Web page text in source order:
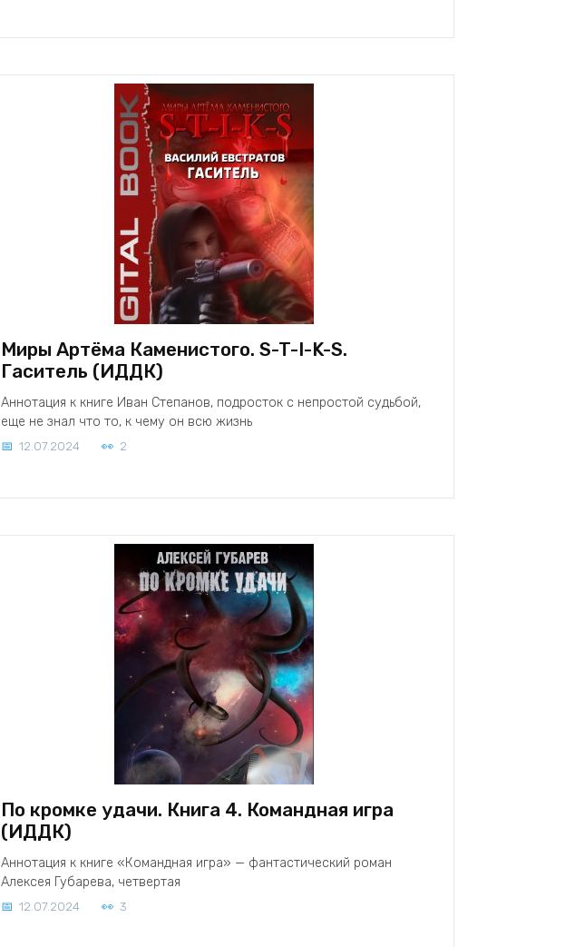
Миры Артёма Каменистого. S-T-I-K-S.
Гаситель (ИДДК)
Аннотация к книге Иван Степанов, подросток с непростой судьбой,
еще не знал что то, к чему он всю жизнь
12.07.2024 2
По кромке удачи. Книга 4. Командная игра
(ИДДК)
Аннотация к книге «Командная игра» — фантастический роман
Алексея Губарева, четвертая
12.07.2024 3